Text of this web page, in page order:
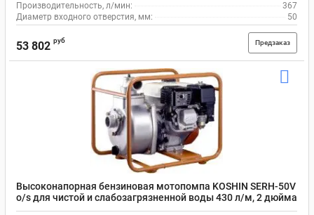
Производительность, л/мин:
367
Диаметр входного отверстия, мм:
50
53 802 руб Предзаказ
Высоконапорная бензиновая мотопомпа KOSHIN SERH-50V
o/s для чистой и слабозагрязненной воды 430 л/м, 2 дюйма
(50мм)